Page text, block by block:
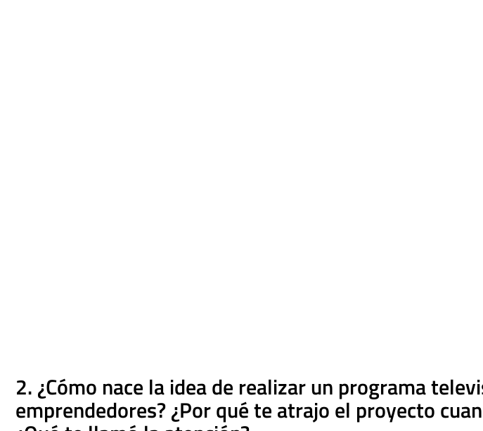
2. ¿Cómo nace la idea de realizar un programa
emprendedores? ¿Por qué te atrajo el proyecto